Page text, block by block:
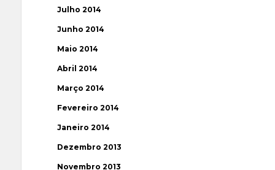
Julho 2014
Junho 2014
Maio 2014
Abril 2014
Março 2014
Fevereiro 2014
Janeiro 2014
Dezembro 2013
Novembro 2013